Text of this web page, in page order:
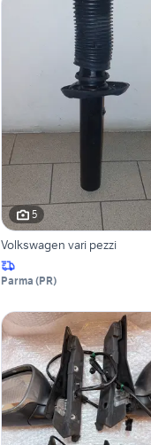
5
Volkswagen vari pezzi
Parma (PR)